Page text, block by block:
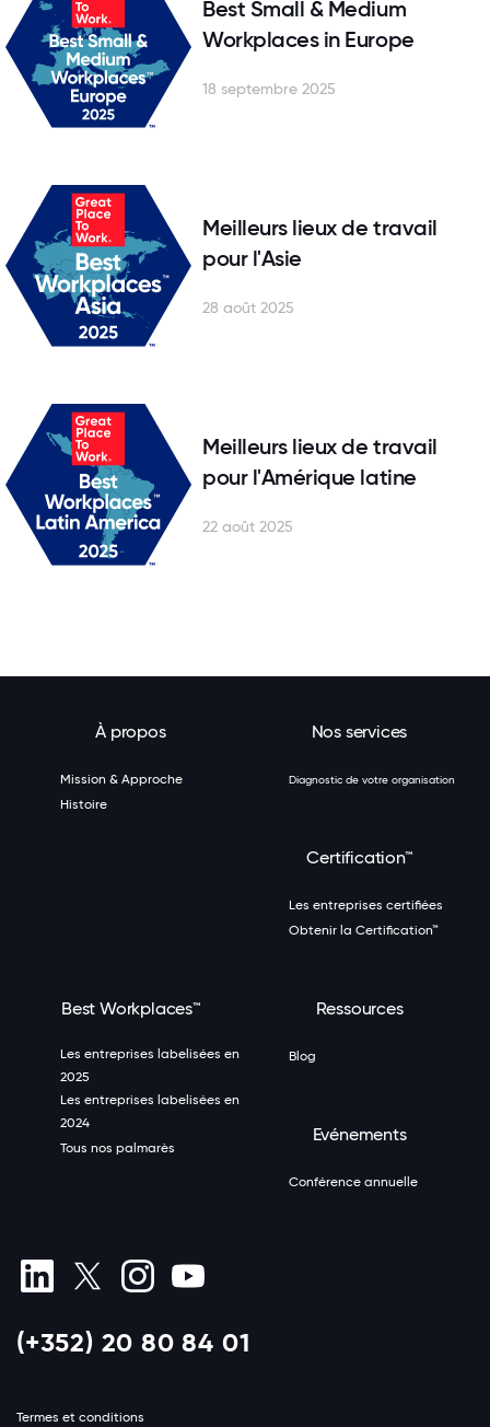
Best Small & Medium
Workplaces in Europe
18 septembre 2025
Meilleurs lieux de travail
pour l'Asie
28 août 2025
Meilleurs lieux de travail
pour l'Amérique latine
22 août 2025
À propos
Mission & Approche
Histoire
Nos services
Diagnostic de votre organisation
Certification™
Les entreprises certifiées
Obtenir la Certification™
Best Workplaces™
Les entreprises labelisées en
2025
Les entreprises labelisées en
2024
Tous nos palmarès
Ressources
Blog
Evénements
Conférence annuelle
(+352) 20 80 84 01
Termes et conditions